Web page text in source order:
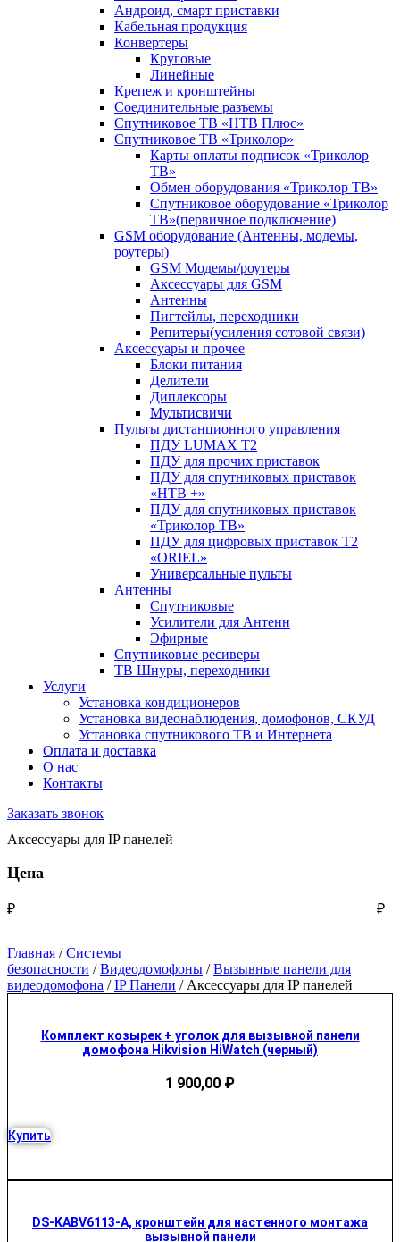
Андроид, смарт приставки
Кабельная продукция
Конвертеры
Круговые
Линейные
Крепеж и кронштейны
Соединительные разъемы
Спутниковое ТВ «НТВ Плюс»
Спутниковое ТВ «Триколор»
Карты оплаты подписок «Триколор
ТВ»
Обмен оборудования «Триколор ТВ»
Спутниковое оборудование «Триколор
ТВ»(первичное подключение)
GSM оборудование (Антенны, модемы,
роутеры)
GSM Модемы/роутеры
Аксессуары для GSM
Антенны
Пигтейлы, переходники
Репитеры(усиления сотовой связи)
Аксессуары и прочее
Блоки питания
Делители
Диплексоры
Мультисвичи
Пульты дистанционного управления
ПДУ LUMAX Т2
ПДУ для прочих приставок
ПДУ для спутниковых приставок
«НТВ +»
ПДУ для спутниковых приставок
«Триколор ТВ»
ПДУ для цифровых приставок Т2
«ORIEL»
Универсальные пульты
Антенны
Спутниковые
Усилители для Антенн
Эфирные
Спутниковые ресиверы
ТВ Шнуры, переходники
Услуги
Установка кондиционеров
Установка видеонаблюдения, домофонов, СКУД
Установка спутникового ТВ и Интернета
Оплата и доставка
О нас
Контакты
Заказать звонок
Аксессуары для IP панелей
Цена
₽ ₽
Главная /Системы
безопасности /Видеодомофоны /Вызывные панели для
видеодомофона /IP Панели / Аксессуары для IP панелей
Комплект козырек + уголок для вызывной панели
домофона Hikvision HiWatch (черный)
1 900,00 ₽
Купить
DS-KABV6113-A, кронштейн для настенного монтажа
вызывной панели